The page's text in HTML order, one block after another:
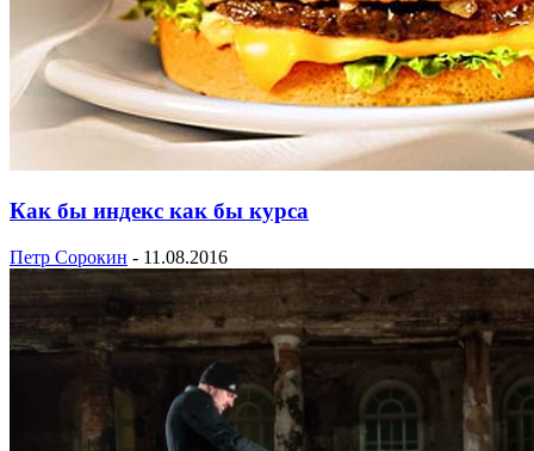
Как бы индекс как бы курса
Петр Сорокин - 11.08.2016